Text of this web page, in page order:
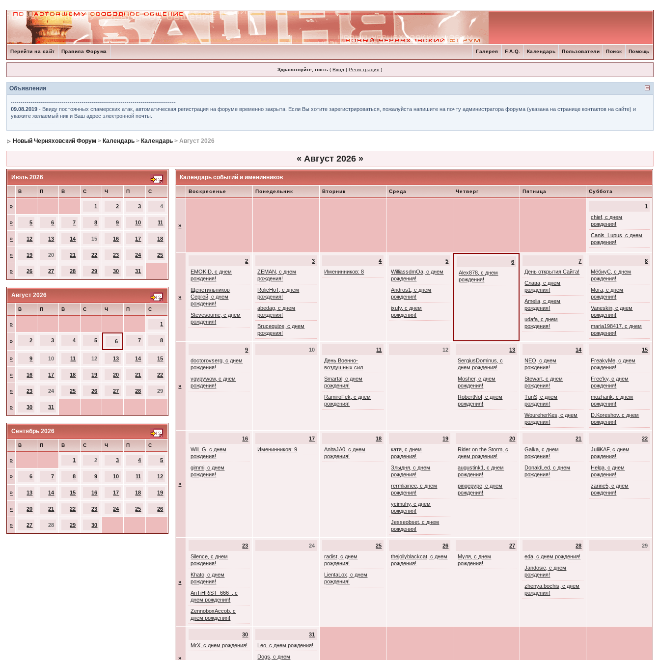
Перейти на сайт Правила Форума Помощь
Поиск
Пользователи
Календарь
F.A.Q.
Галерея
Здравствуйте, гость (Вход |Регистрация )
Объявления
------------------------------------------------------------------------------------
09.08.2019 - Ввиду постоянных спамерских атак, автоматическая регистрация на форуме временно закрыта. Если Вы хотите зарегистрироваться, пожалуйста напишите на почту администратора форума (указана на странице контактов на сайте) и
укажите желаемый ник и Ваш адрес электронной почты.
------------------------------------------------------------------------------------
Новый Черняховский Форум > Календарь > Календарь > Август 2026
« Август 2026 »
Июль 2026
В П В С Ч П С
» 1 2 3 4
» 5 6 7 8 9 10 11
» 12 13 14 15 16 17 18
» 19 20 21 22 23 24 25
» 26 27 28 29 30 31
Август 2026
В П В С Ч П С
» 1
» 2 3 4 5 6 7 8
» 9 10 11 12 13 14 15
» 16 17 18 19 20 21 22
» 23 24 25 26 27 28 29
» 30 31
Сентябрь 2026
В П В С Ч П С
» 1 2 3 4 5
» 6 7 8 9 10 11 12
» 13 14 15 16 17 18 19
» 20 21 22 23 24 25 26
» 27 28 29 30
Календарь событий и именинников
Воскресенье Понедельник Вторник Среда Четверг Пятница Суббота
»
1
chief, с днем
рождения!
Canis_Lupus, с днем
рождения!
»
2
EMOKID, с днем
рождения!
Щепетильников
Сергей, с днем
рождения!
Stevesoume, с днем
рождения!
3
ZEMAN, с днем
рождения!
RolicHoT, с днем
рождения!
abedag, с днем
рождения!
Brucequize, с днем
рождения!
4
Именинников: 8
5
WilliassdmOa, с днем
рождения!
Andros1, с днем
рождения!
ixufy, с днем
рождения!
6
Alex878, с днем
рождения!
7
День открытия Сайта!
Слава, с днем
рождения!
Amelia, с днем
рождения!
udafa, с днем
рождения!
8
МёбиуС, с днем
рождения!
Mora, с днем
рождения!
Vaneskin, с днем
рождения!
maria198417, с днем
рождения!
»
9
doctorovserg, с днем
рождения!
ygypywow, с днем
рождения!
10
11
День Военно-
воздушных сил
Smartal, с днем
рождения!
RamiroFek, с днем
рождения!
12
13
SergiusDominus, с
днем рождения!
Mosher, с днем
рождения!
RobertNof, с днем
рождения!
14
NEO, с днем
рождения!
Stewart, с днем
рождения!
TunS, с днем
рождения!
WoureherKes, с днем
рождения!
15
FreakyMe, с днем
рождения!
Free'ky, с днем
рождения!
mozharik, с днем
рождения!
D.Koreshov, с днем
рождения!
»
16
WilL G, с днем
рождения!
gimmi, с днем
рождения!
17
Именинников: 9
18
AnitaJA0, с днем
рождения!
19
катя, с днем
рождения!
Злыдня, с днем
рождения!
rermliainee, с днем
рождения!
ycimuhy, с днем
рождения!
Jesseobset, с днем
рождения!
20
Rider on the Storm, с
днем рождения!
augustink1, с днем
рождения!
pingepype, с днем
рождения!
21
Galka, с днем
рождения!
DonaldLed, с днем
рождения!
22
JuliiKAF, с днем
рождения!
Helga, с днем
рождения!
zarine5, с днем
рождения!
»
23
Silence, с днем
рождения!
Khato, с днем
рождения!
AnTiHRiST_666_, с
днем рождения!
ZennoboxAccob, с
днем рождения!
24
25
radist, с днем
рождения!
LientaLox, с днем
рождения!
26
thejollyblackcat, с днем
рождения!
27
Муля, с днем
рождения!
28
eda, с днем рождения!
Jandosic, с днем
рождения!
zhenya.bochis, с днем
рождения!
29
»
30
MrX, с днем рождения!
31
Leo, с днем рождения!
Dogs, с днем